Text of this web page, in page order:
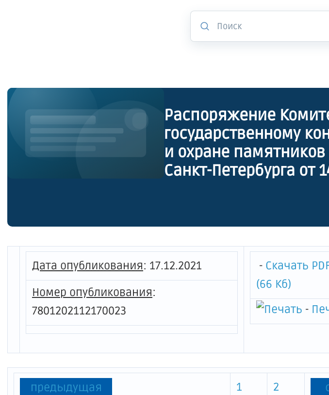
Распоряжение
государственному
и охране
Санкт-Петербурга от
культурного
значения "Статуя
Дата опубликования: 17.12.2021
Номер опубликования:
7801202112170023
- Скачать
(66 Кб)
-
предыдущая 1 2